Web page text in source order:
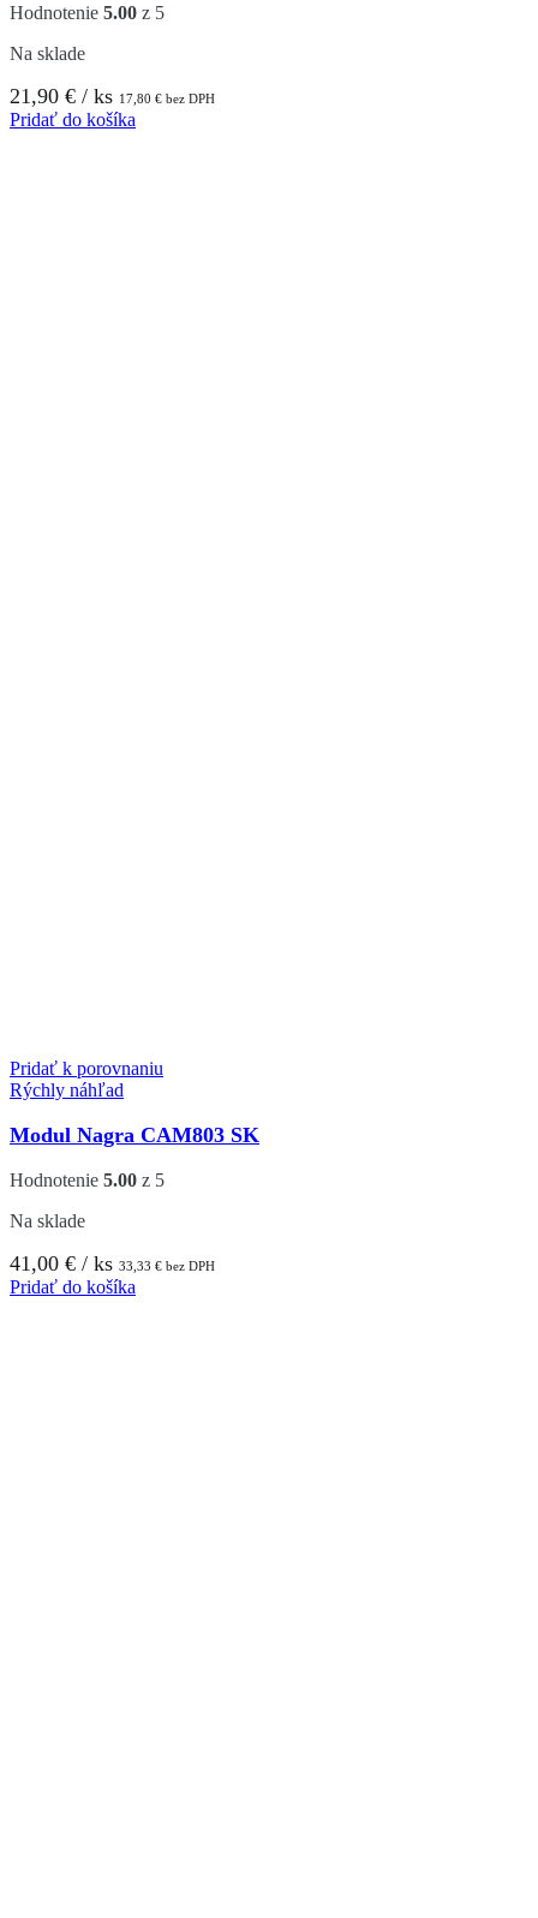
Hodnotenie 5.00 z 5
Na sklade
21,90 € / ks 17,80 € bez DPH
Pridať do košíka
Pridať k porovnaniu
Rýchly náhľad
Modul Nagra CAM803 SK
Hodnotenie 5.00 z 5
Na sklade
41,00 € / ks 33,33 € bez DPH
Pridať do košíka